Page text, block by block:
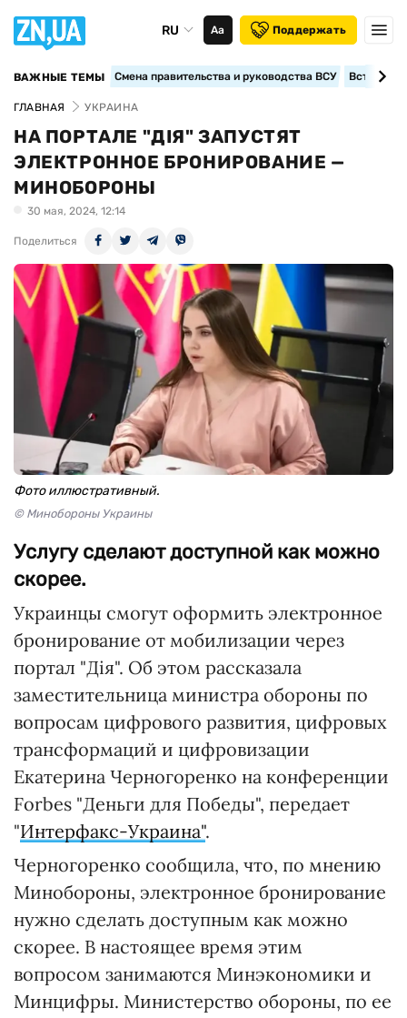
RU Аа Поддержать
ВАЖНЫЕ ТЕМЫ Смена правительства и руководства ВСУ
ГЛАВНАЯ УКРАИНА
НА ПОРТАЛЕ "ДІЯ" ЗАПУСТЯТ
ЭЛЕКТРОННОЕ БРОНИРОВАНИЕ —
МИНОБОРОНЫ
30 мая, 2024, 12:14
Поделиться
Фото иллюстративный.
© Минобороны Украины
Услугу сделают доступной как можно
скорее.
Украинцы смогут оформить электронное
бронирование от мобилизации через
портал "Дія". Об этом рассказала
заместительница министра обороны по
вопросам цифрового развития, цифровых
трансформаций и цифровизации
Екатерина Черногоренко на конференции
Forbes "Деньги для Победы", передает
"Интерфакс-Украина".
Черногоренко сообщила, что, по мнению
Минобороны, электронное бронирование
нужно сделать доступным как можно
скорее. В настоящее время этим
вопросом занимаются Минэкономики и
Минцифры. Министерство обороны, по ее